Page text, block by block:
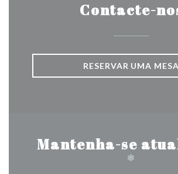
Contacte-
RESERVAR UMA MESA
Mantenha-se
*